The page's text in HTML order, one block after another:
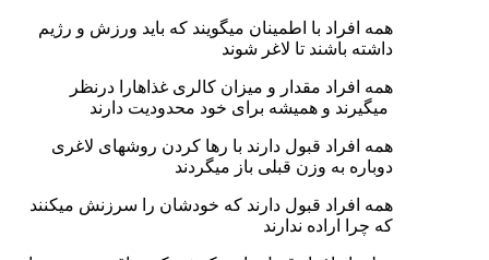
همه افراد با اطمینان میگویند که باید ورزش و رژیم
داشته باشند تا لاغر شوند
همه افراد مقدار و میزان کالری غذاهارا درنظر
میگیرند و همیشه برای خود محدودیت دارند
همه افراد قبول دارند با رها کردن روشهای لاغری
دوباره به وزن قبلی باز میگردند
همه افراد قبول دارند که خودشان را سرزنش میکنند
که چرا اراده ندارند